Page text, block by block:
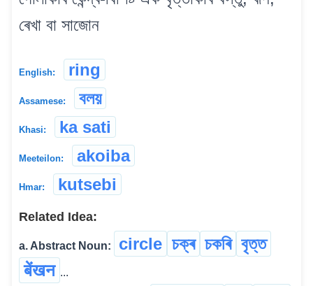
ৰেখা বা সাজোন
English: ring
Assamese: বলয়
Khasi: ka sati
Meeteilon: akoiba
Hmar: kutsebi
Related Idea:
a. Abstract Noun: circle চক্ৰ চকৰি বৃত্ত
बेंखन ...